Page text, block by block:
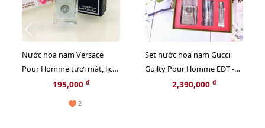
Nước hoa nam Versace
Pour Homme tươi mát, lịch
lãm, sành điệu - EDT, 5ml
195,000 đ
2
Set nước hoa nam Gucci
Guilty Pour Homme EDT -
nam tính, cuốn hút và đam
2,390,000 đ